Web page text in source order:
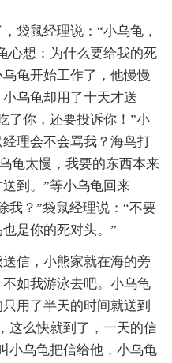
鼠经理说：“小乌龟，
心想：为什么要给我的死
龟开始工作了，他慢慢
乌龟却用了十天才送
了你，还要投诉你！”小
理会不会骂我？海鸟打
龟太慢，我要的东西本来
到。”等小乌龟回来
我？”袋鼠经理说：“不要
是你的死对头。”
信，小熊家就在海的旁
如我游泳去吧。小乌龟
用了半天的时间就送到
这么快就到了，一天的信
小乌龟把信给他，小乌龟